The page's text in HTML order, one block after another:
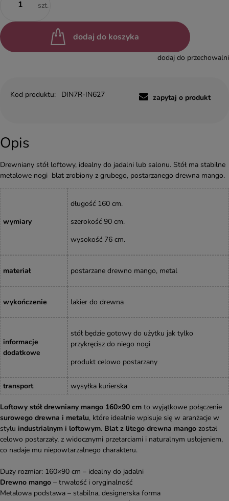
szt.
dodaj do koszyka
dodaj do przechowalni
Kod produktu: DIN7R-IN627 zapytaj o produkt
Opis
Drewniany stół loftowy, idealny do jadalni lub salonu. Stół ma stabilne
metalowe nogi blat zrobiony z grubego, postarzanego drewna mango.
wymiary
długość 160 cm.
szerokość 90 cm.
wysokość 76 cm.
materiał postarzane drewno mango, metal
wykończenie lakier do drewna
informacje
dodatkowe
stół będzie gotowy do użytku jak tylko
przykręcisz do niego nogi
produkt celowo postarzany
transport wysyłka kurierska
Loftowy stół drewniany mango 160×90 cm to wyjątkowe połączenie
surowego drewna i metalu, które idealnie wpisuje się w aranżacje w
stylu industrialnym i loftowym. Blat z litego drewna mango został
celowo postarzały, z widocznymi przetarciami i naturalnym usłojeniem,
co nadaje mu niepowtarzalnego charakteru.
Duży rozmiar: 160×90 cm – idealny do jadalni
Drewno mango – trwałość i oryginalność
Metalowa podstawa – stabilna, designerska forma